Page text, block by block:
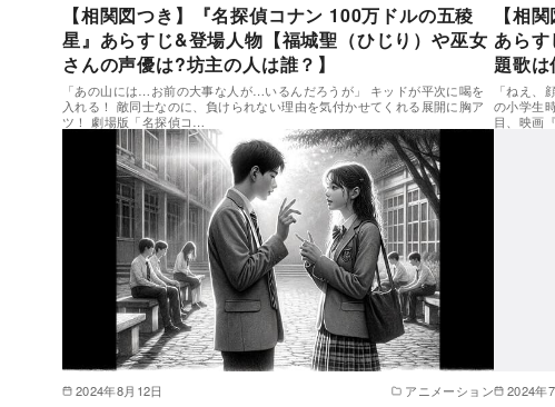
【相関図つき】『名探偵コナン 100万ドルの五稜
星』あらすじ&登場人物【福城聖（ひじり）や巫女
さんの声優は?坊主の人は誰？】
「あの山には…お前の大事な人が…いるんだろうが」 キッドが平次に喝を
入れる！ 敵同士なのに、負けられない理由を気付かせてくれる展開に胸ア
ツ！ 劇場版「名探偵コ…
【相
あら
題歌は
「ねえ、
の小学生
目、映画
2024年8月12日 アニメーション 2024年